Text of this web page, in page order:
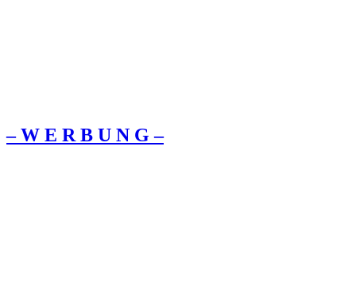
– W Ε R Β U Ν G –